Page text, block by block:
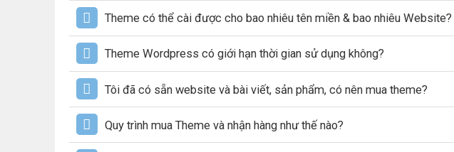
Theme có thể cài được cho bao nhiêu tên miền & bao nhiêu Website?
Theme Wordpress có giới hạn thời gian sử dụng không?
Tôi đã có sẵn website và bài viết, sản phẩm, có nên mua theme?
Quy trình mua Theme và nhận hàng như thế nào?